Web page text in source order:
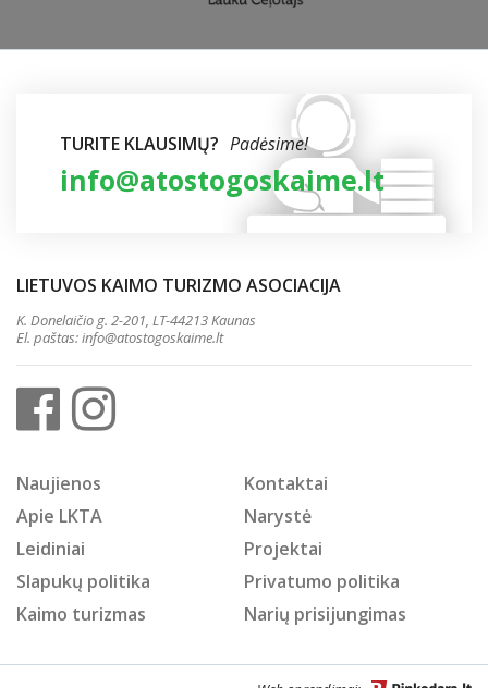
TURITE KLAUSIMŲ? Padėsime!
info@atostogoskaime.lt
LIETUVOS KAIMO TURIZMO ASOCIACIJA
K. Donelaičio g. 2-201, LT-44213 Kaunas
El. paštas:info@atostogoskaime.lt
Naujienos
Kontaktai
Apie LKTA
Narystė
Leidiniai
Projektai
Slapukų politika
Privatumo politika
Kaimo turizmas
Narių prisijungimas